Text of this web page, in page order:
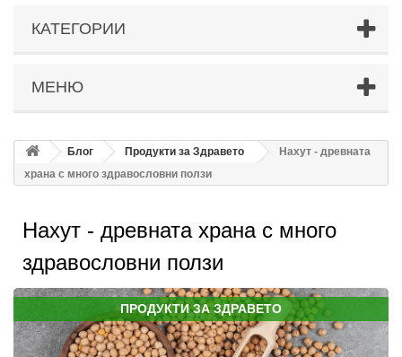
КАТЕГОРИИ
МЕНЮ
Блог Продукти за Здравето
Нахут - древната
храна с много здравословни ползи
Нахут - древната храна с много
здравословни ползи
ПРОДУКТИ ЗА ЗДРАВЕТО